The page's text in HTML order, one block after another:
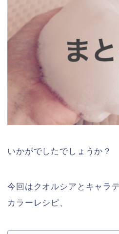
いかがでしたでしょうか？
今回はクオルシアとキャラ
カラーレシピ、